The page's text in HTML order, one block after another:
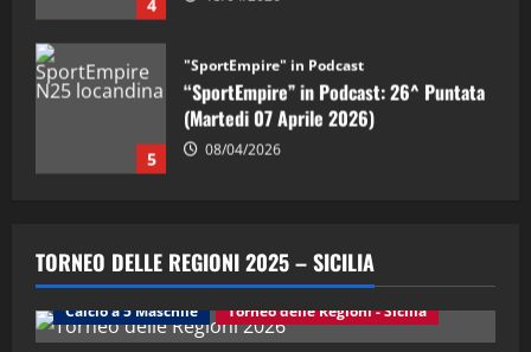
5
1
"SportEmpire" in Podcast
“SportEmpire” in Podcast: 30^ Puntata
(Martedi 05 Maggio 2026)
08/05/2026
2
“SportEmpire” in Podcast: 29^ Puntata
(Martedi 28 Aprile 2026)
28/04/2026
TORNEO DELLE REGIONI 2025 – SICILIA
Calcio a 5 Maschile Torneo delle Regioni - Sicilia